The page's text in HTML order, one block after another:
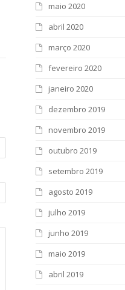
maio 2020
abril 2020
março 2020
fevereiro 2020
janeiro 2020
dezembro 2019
novembro 2019
outubro 2019
setembro 2019
agosto 2019
julho 2019
junho 2019
maio 2019
abril 2019